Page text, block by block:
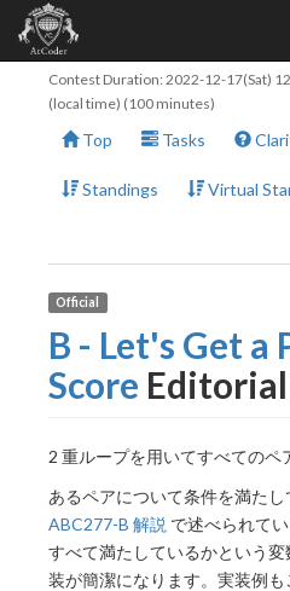
Contest Duration: 2022-12-17(Sat)
(local time) (100 minutes)
Top Tasks
Standings Virtual
Official
B - Let's Get a
Score Editorial
2 重ループを用いてすべてのペ
あるペアについて条件を満たし
ABC277-B 解説 で述べられて
すべて満たしているかという
装が簡潔になります。実装例も